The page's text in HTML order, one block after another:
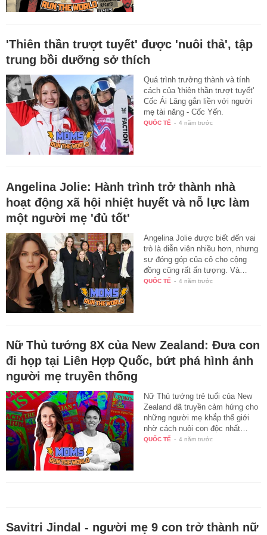
'Thiên thần trượt tuyết' được 'nuôi thả', tập
trung bồi dưỡng sở thích
Quá trình trưởng thành và tính
cách của 'thiên thần trượt tuyết'
Cốc Ái Lăng gắn liền với người
mẹ tài năng - Cốc Yến.
QUỐC TẾ - 4 năm trước
Angelina Jolie: Hành trình trở thành nhà
hoạt động xã hội nhiệt huyết và nỗ lực làm
một người mẹ 'đủ tốt'
Angelina Jolie được biết đến vai
trò là diễn viên nhiều hơn, nhưng
sự đóng góp của cô cho cộng
đồng cũng rất ấn tượng. Và…
QUỐC TẾ - 4 năm trước
Nữ Thủ tướng 8X của New Zealand: Đưa con
đi họp tại Liên Hợp Quốc, bứt phá hình ảnh
người mẹ truyền thống
Nữ Thủ tướng trẻ tuổi của New
Zealand đã truyền cảm hứng cho
những người mẹ khắp thế giới
nhờ cách nuôi con độc nhất…
QUỐC TẾ - 4 năm trước
Savitri Jindal - người mẹ 9 con trở thành nữ